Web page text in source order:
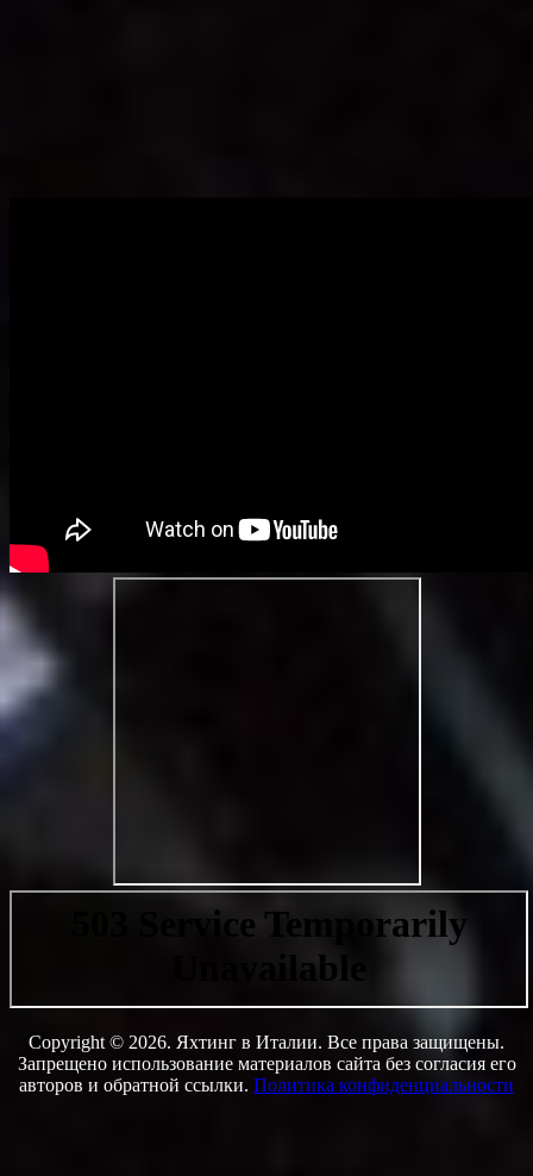
Copyright © 2026. Яхтинг в Италии. Все права защищены.
Запрещено использование материалов сайта без согласия его
авторов и обратной ссылки. Политика конфиденциальности